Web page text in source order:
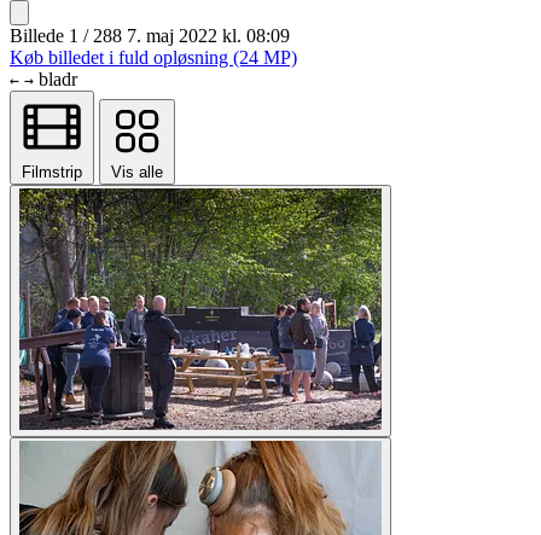
Billede 1 / 288 7. maj 2022 kl. 08:09
Køb billedet i fuld opløsning (24 MP)
← → bladr
Filmstrip Vis alle